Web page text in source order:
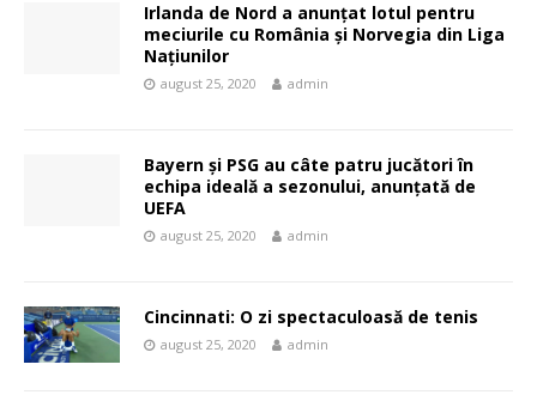
Irlanda de Nord a anunţat lotul pentru
meciurile cu România şi Norvegia din Liga
Naţiunilor
august 25, 2020 admin
Bayern şi PSG au câte patru jucători în
echipa ideală a sezonului, anunţată de
UEFA
august 25, 2020 admin
Cincinnati: O zi spectaculoasă de tenis
august 25, 2020 admin